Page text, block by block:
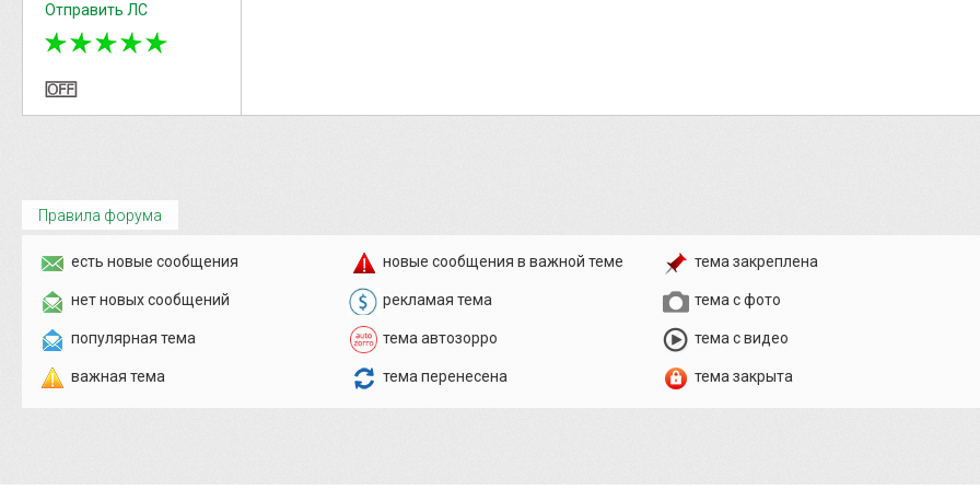
Отправить ЛС
Правила форума
есть новые сообщения
нет новых сообщений
популярная тема
важная тема
новые сообщения в важной теме
рекламая тема
тема автозорро
тема перенесена
тема закреплена
тема с фото
тема с видео
тема закрыта